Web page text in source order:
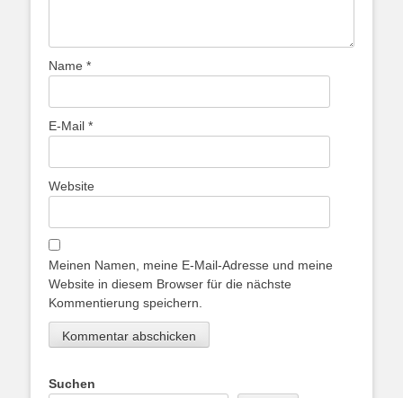
Name *
E-Mail *
Website
Meinen Namen, meine E-Mail-Adresse und meine
Website in diesem Browser für die nächste
Kommentierung speichern.
Suchen